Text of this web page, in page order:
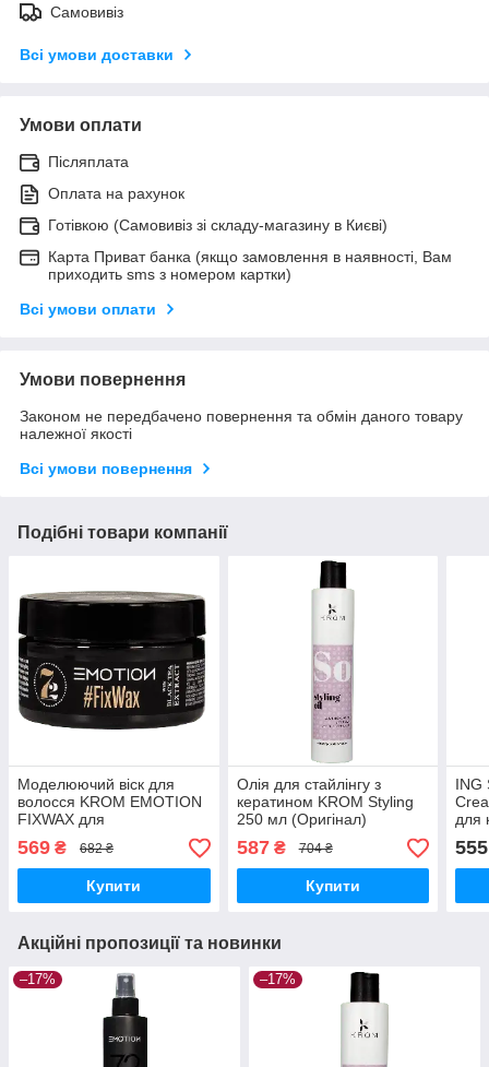
Самовивіз
Всі умови доставки
Умови оплати
Післяплата
Оплата на рахунок
Готівкою (Самовивіз зі складу-магазину в Києві)
Карта Приват банка (якщо замовлення в наявності, Вам
приходить sms з номером картки)
Всі умови оплати
Умови повернення
Законом не передбачено повернення та обмін даного товару
належної якості
Всі умови повернення
Подібні товари компанії
Моделюючий віск для
волосся KROM EMOTION
FIXWAX для
довготривалої фіксації 100
мл (Оригінал)
569 ₴ 682 ₴
Купити
Олія для стайлінгу з
кератином KROM Styling
250 мл (Оригінал)
587₴ 704 ₴
Купити
ING
для
555
Акційні пропозиції та новинки
–17% –17%